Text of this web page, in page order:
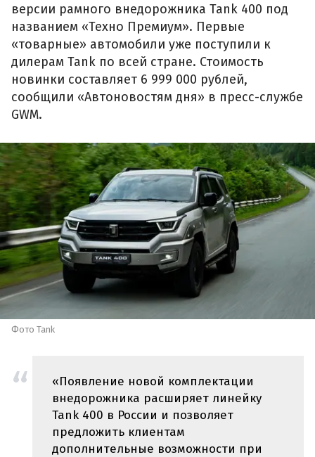
версии рамного внедорожника Tank 400 под
названием «Техно Премиум». Первые
«товарные» автомобили уже поступили к
дилерам Tank по всей стране. Стоимость
новинки составляет 6 999 000 рублей,
сообщили «Автоновостям дня» в пресс-службе
GWM.
Фото Tank
«Появление новой комплектации
внедорожника расширяет линейку
Tank 400 в России и позволяет
предложить клиентам
дополнительные возможности при